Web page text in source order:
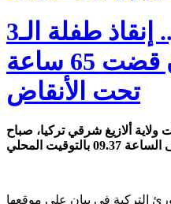
زلزال إزمير.. إنقاذ طفلة الـ3
سنوات بعد أن قضت 65 ساعة
تحت الأنقاض
زلزال بقوة 5.3 درجات ولاية ألازيغ شرقي تركيا، صباح
التركية في بيان على موقعها